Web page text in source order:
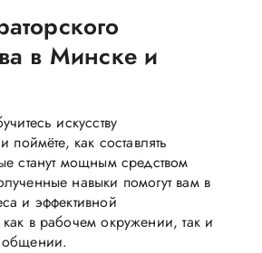
в Минске и
искусству
поймёте, как составлять
станут мощным средством
навыки помогут вам в
и эффективной
в рабочем окружении, так и
общении.